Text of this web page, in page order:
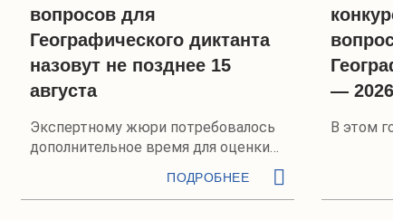
вопросов для
Географического диктанта
назовут не позднее 15
августа
Экспертному жюри потребовалось
дополнительное время для оценки
ПОДРОБНЕЕ
—
В этом